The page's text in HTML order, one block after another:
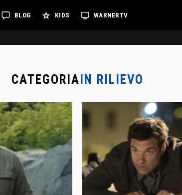
BLOG KIDS WARNERTV
CATEGORIA IN RILIEVO